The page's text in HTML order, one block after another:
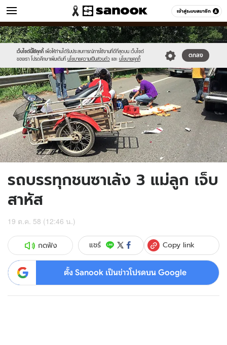
เข้าสู่ระบบสมาชิก
ข่าว หมวดอื่นๆ
เว็บไซต์นี้ใช้คุกกี้ เพื่อให้ท่านได้รับประสบการณ์การใช้งานที่ดีที่สุดบน เว็บไซต์
ของเรา โปรดศึกษาเพิ่มเติมที่ นโยบายความเป็นส่วนตัว และ นโยบายคุกกี้
ตกลง
Sanook
//s.isanook.com/sr/0/images/logo-
new-
sanook.png
600
60
//s.isanook.com/ns/0/ud/376/1884950/653347-
01.jpg
รถบรรทุกชนซาเล้ง 3 แม่ลูก เจ็บ
สาหัส
19 ต.ค. 58 (12:46 น.)
กดฟัง แชร์ Copy link
ตั้ง Sanook เป็นข่าวโปรดบน Google